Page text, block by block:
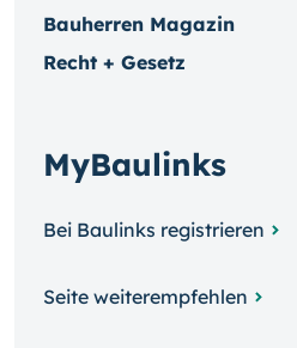
Bauherren Magazin
Recht + Gesetz
MyBaulinks
Bei Baulinks registrieren
Seite weiterempfehlen